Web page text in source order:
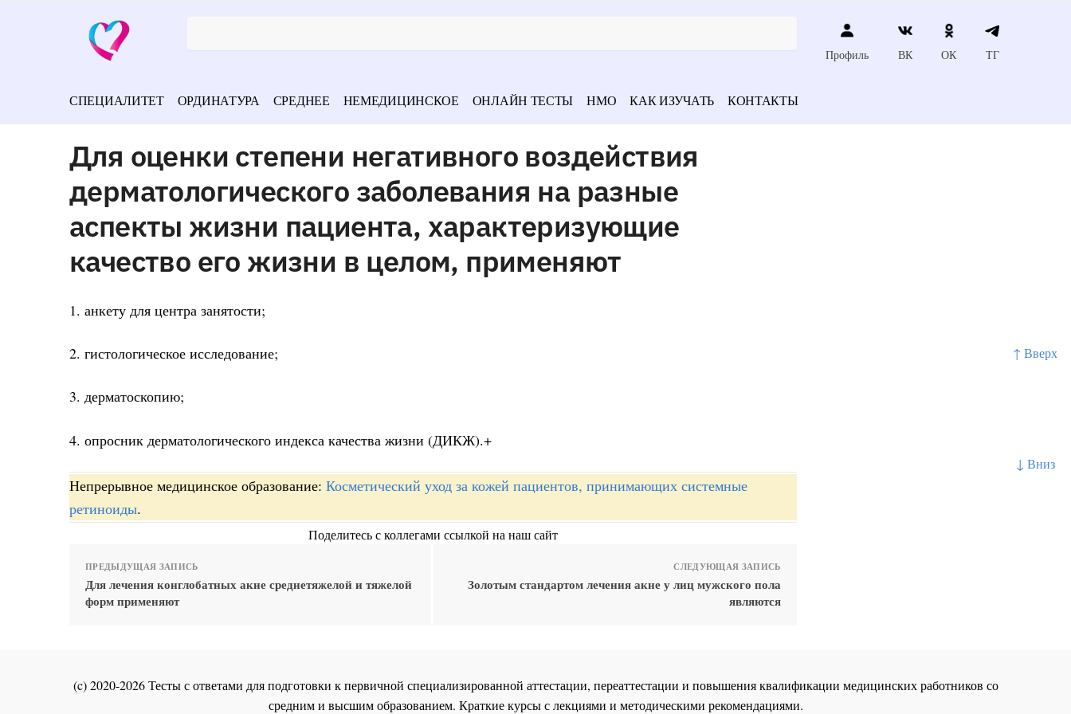
↑ Вверх
↓ Вниз
Профиль ВК ОК ТГ
СПЕЦИАЛИТЕТ ОРДИНАТУРА СРЕДНЕЕ НЕМЕДИЦИНСКОЕ ОНЛАЙН ТЕСТЫ НМО КАК ИЗУЧАТЬ КОНТАКТЫ
Для оценки степени негативного воздействия
дерматологического заболевания на разные
аспекты жизни пациента, характеризующие
качество его жизни в целом, применяют
1. анкету для центра занятости;
2. гистологическое исследование;
3. дерматоскопию;
4. опросник дерматологического индекса качества жизни (ДИКЖ).+
Непрерывное медицинское образование: Косметический уход за кожей пациентов, принимающих системные
ретиноиды.
Поделитесь с коллегами ссылкой на наш сайт
ПРЕДЫДУЩАЯ ЗАПИСЬ
Для лечения конглобатных акне среднетяжелой и тяжелой
форм применяют
СЛЕДУЮЩАЯ ЗАПИСЬ
Золотым стандартом лечения акне у лиц мужского пола
являются
(c) 2020-2026 Тесты с ответами для подготовки к первичной специализированной аттестации, переаттестации и повышения квалификации медицинских работников со
средним и высшим образованием. Краткие курсы с лекциями и методическими рекомендациями.